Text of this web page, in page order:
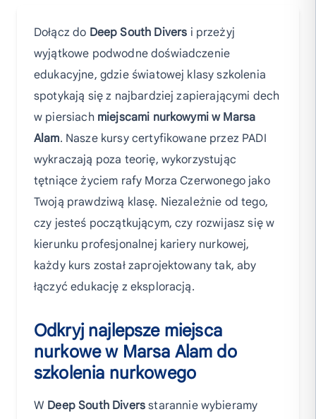
Dołącz do Deep South Divers i przeżyj
wyjątkowe podwodne doświadczenie
edukacyjne, gdzie światowej klasy szkolenia
spotykają się z najbardziej zapierającymi dech
w piersiach miejscami nurkowymi w Marsa
Alam. Nasze kursy certyfikowane przez PADI
wykraczają poza teorię, wykorzystując
tętniące życiem rafy Morza Czerwonego jako
Twoją prawdziwą klasę. Niezależnie od tego,
czy jesteś początkującym, czy rozwijasz się w
kierunku profesjonalnej kariery nurkowej,
każdy kurs został zaprojektowany tak, aby
łączyć edukację z eksploracją.
Odkryj najlepsze miejsca
nurkowe w Marsa Alam do
szkolenia nurkowego
W Deep South Divers starannie wybieramy